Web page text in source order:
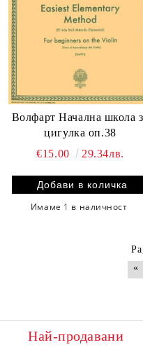
Волфарт Начална школа
цигулка оп.38
€15.00
29.34лв.
Имаме 1 в наличност
«
Най-продавани